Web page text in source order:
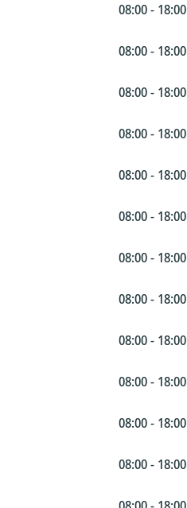
08:00 - 18:00
08:00 - 18:00
08:00 - 18:00
08:00 - 18:00
08:00 - 18:00
08:00 - 18:00
08:00 - 18:00
08:00 - 18:00
08:00 - 18:00
08:00 - 18:00
08:00 - 18:00
08:00 - 18:00